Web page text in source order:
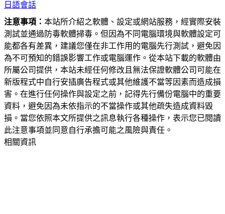
日語會話
注意事項： 本站所介紹之軟體、設定或網站服務，經實際安裝
測試並通過防毒軟體掃毒。但因為不同電腦環境與軟體設定可
能都各有差異，建議您僅在非工作用的電腦先行測試，避免因
為不可預知的錯誤影響工作或電腦運作。從本站下載的軟體由
所屬公司提供，本站未經任何修改且無法保證軟體公司可能在
新版程式中自行安插廣告程式或其他維護不當等因素而造成損
害。在進行任何操作與設定之前，記得先行備份電腦中的重要
資料，避免因為未依指示的不當操作或其他疏失造成資料毀
損。當您依照本文所提供之訊息執行各種操作，表示您已閱讀
此注意事項並同意自行承擔可能之風險與責任。
相關資訊